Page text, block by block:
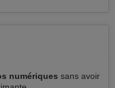
numériques sans avoir